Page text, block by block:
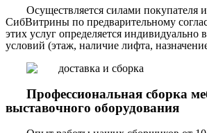
Осуществляется силами покупателя
СибВитрины по предварительному
этих услуг определяется индивидуально
условий (этаж, наличие лифта,
Профессиональная сборка
выставочного оборудования